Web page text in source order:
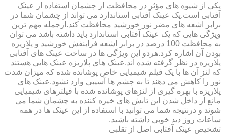
یکی از شیوه های مؤثر در محافظت از چشمان استفاده از عینک
آفتابی است.یک عینک آفتابی استاندارد می تواند از چشمان شما در
برابر اشعه های مضر نور خورشید محافظت کند.ازجمله مهم ترین
ویژگی هایی که یک عینک آفتابی استاندارد باید داشته باشد می توان
به محافظت 100 درصد در برابر اشعه فرابنفش خورشید و پلاریزه
بودن آن اشاره کرد.هردو این ویژگی ها در ساخت عینک های آفتابی
پلاریزه در نظر گرفته شده اند.عینک های پلاریزه عینک هایی هستند
که لنز آن ها با یک فیلم شیمیایی خاص پوشانده شده که میزان شدت
نور را کاهش می دهند تا به چشم ها آسیبی وارد نشود.عینک های
پلاریزه با بهره گیری از لنزهای پوشانده شده با فیلترهای شیمیایی
مانع از داخل شدن این تابش های خیره کننده به چشمان شما می
شوند و درنتیجه شما می توانید با استفاده از این عینک ها در همه
ساعات روز دید خوبی داشته باشید.
تشخیص عینک آفتابی اصل از تقلبی